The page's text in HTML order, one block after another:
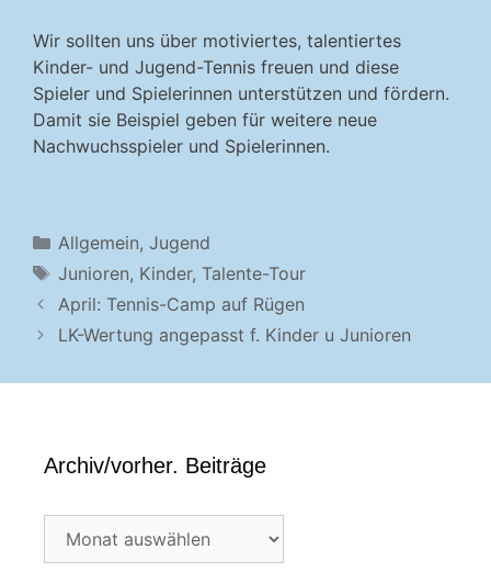
Wir sollten uns über motiviertes, talentiertes
Kinder- und Jugend-Tennis freuen und diese
Spieler und Spielerinnen unterstützen und fördern.
Damit sie Beispiel geben für weitere neue
Nachwuchsspieler und Spielerinnen.
Kategorien
Allgemein, Jugend
Schlagwörter
Junioren, Kinder, Talente-Tour
April: Tennis-Camp auf Rügen
LK-Wertung angepasst f. Kinder u Junioren
Archiv/vorher. Beiträge
Archiv/vorher.